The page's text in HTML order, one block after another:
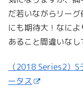
だ若いながらリー
にも期待大！なに
あること間違いなし
（2018 Series2）
ータス